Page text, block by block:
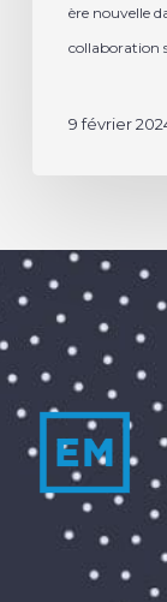
ère nouvelle
collaboration
9 février